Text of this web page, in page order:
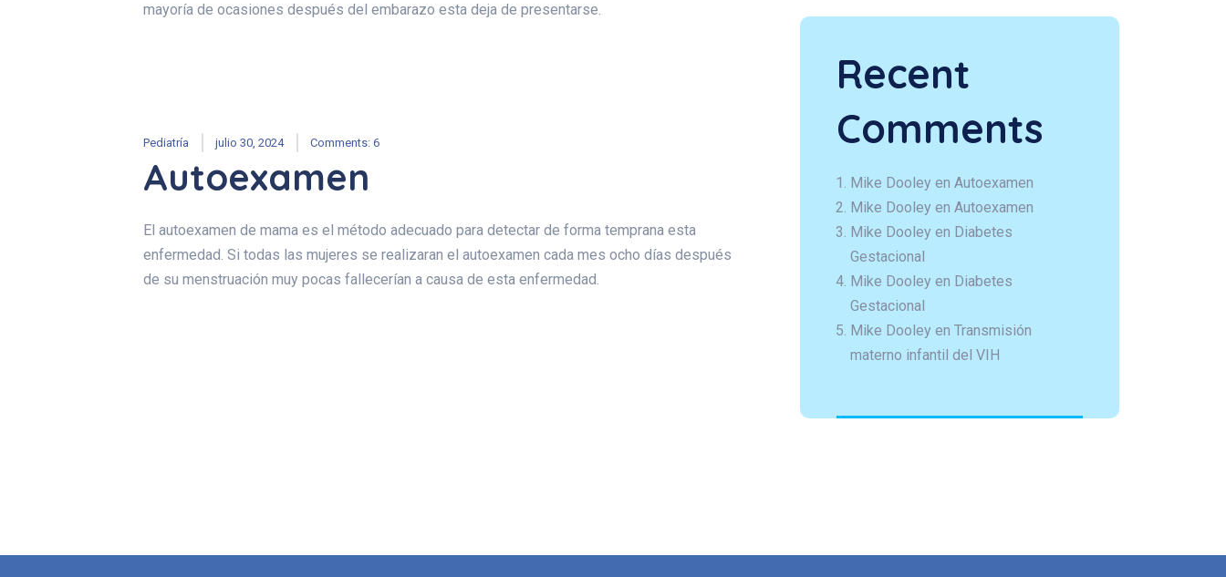
mayoría de ocasiones después del embarazo esta deja de presentarse.
Pediatría julio 30, 2024 Comments: 6
Autoexamen
El autoexamen de mama es el método adecuado para detectar de forma temprana esta
enfermedad. Si todas las mujeres se realizaran el autoexamen cada mes ocho días después
de su menstruación muy pocas fallecerían a causa de esta enfermedad.
Recent
Comments
Mike Dooley en Autoexamen
Mike Dooley en Autoexamen
Mike Dooley en Diabetes
Gestacional
Mike Dooley en Diabetes
Gestacional
Mike Dooley en Transmisión
materno infantil del VIH